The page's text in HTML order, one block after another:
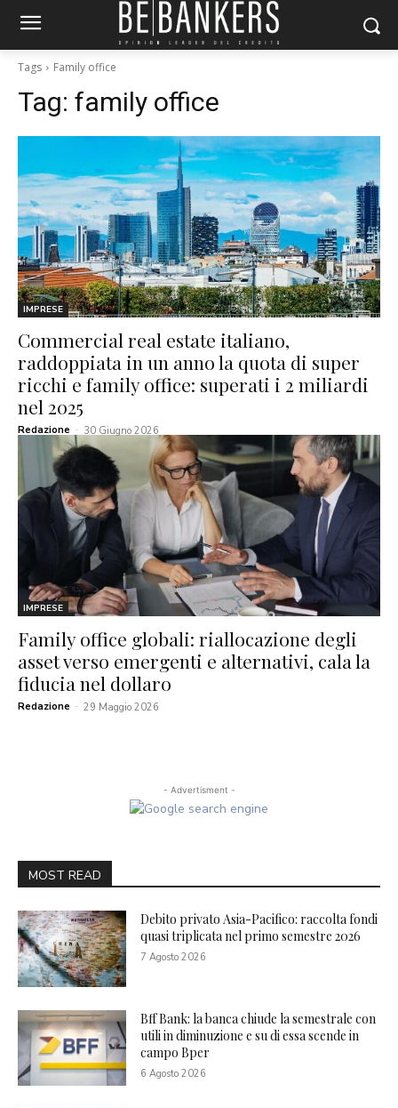
Tags Family office
Tag: family office
IMPRESE
Commercial real estate italiano,
raddoppiata in un anno la quota di super
ricchi e family office: superati i 2 miliardi
nel 2025
Redazione - 30 Giugno 2026
IMPRESE
Family office globali: riallocazione degli
asset verso emergenti e alternativi, cala la
fiducia nel dollaro
Redazione - 29 Maggio 2026
- Advertisment -
MOST READ
Debito privato Asia-Pacifico: raccolta fondi
quasi triplicata nel primo semestre 2026
7 Agosto 2026
Bff Bank: la banca chiude la semestrale con
utili in diminuzione e su di essa scende in
campo Bper
6 Agosto 2026